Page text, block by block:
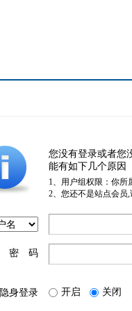
您没有登录或者您
能有如下几个原因
1、用户组权限：你所
2、您还不是站点会员
密 码
隐身登录 开启 关闭